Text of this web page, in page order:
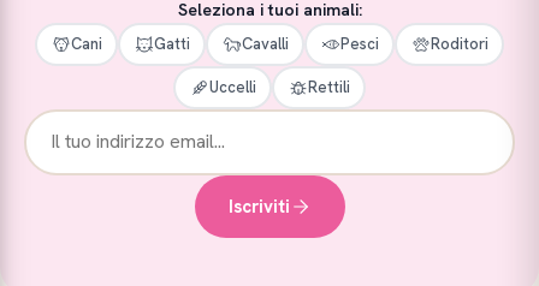
Seleziona i tuoi animali:
Cani Gatti Cavalli Pesci Roditori
Uccelli Rettili
Iscriviti